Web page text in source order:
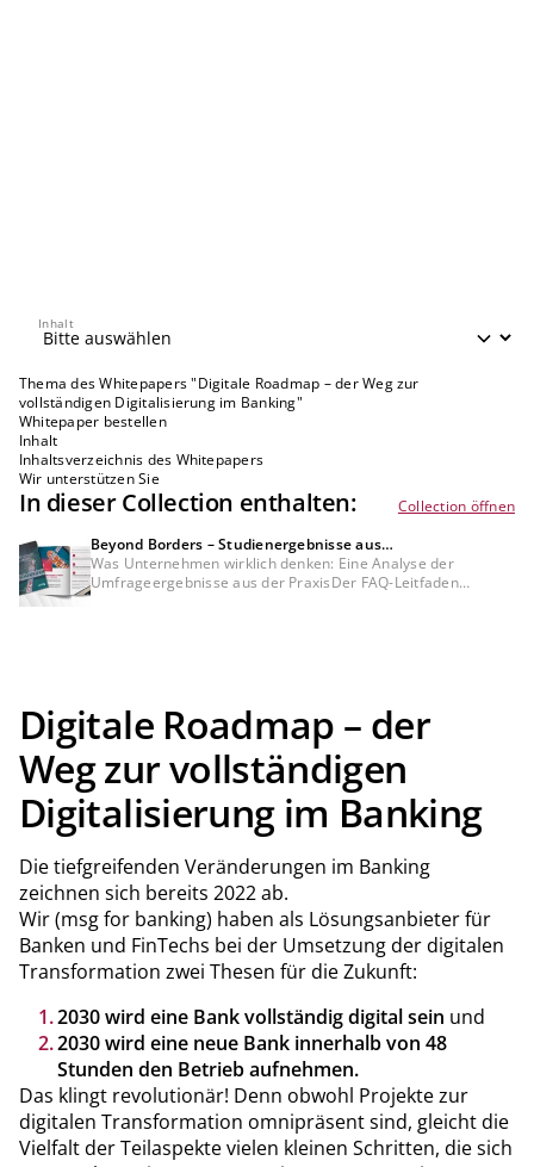
Inhalt
Inhalt
Thema des Whitepapers "Digitale Roadmap – der Weg zur
vollständigen Digitalisierung im Banking"
Whitepaper bestellen
Inhalt
Inhaltsverzeichnis des Whitepapers
Wir unterstützen Sie
In dieser Collection enthalten:
Collection öffnen
Beyond Borders – Studienergebnisse aus
Unternehmenssicht eingeordnet
Was Unternehmen wirklich denken: Eine Analyse der
Umfrageergebnisse aus der PraxisDer FAQ-Leitfaden
adressieren sollten.
Digitale Roadmap – der
Weg zur vollständigen
Digitalisierung im Banking
Die tiefgreifenden Veränderungen im Banking
zeichnen sich bereits 2022 ab.
Wir (msg for banking) haben als Lösungsanbieter für
Banken und FinTechs bei der Umsetzung der digitalen
Transformation zwei Thesen für die Zukunft:
2030 wird eine Bank vollständig digital sein und
2030 wird eine neue Bank innerhalb von 48
Stunden den Betrieb aufnehmen.
Das klingt revolutionär! Denn obwohl Projekte zur
digitalen Transformation omnipräsent sind, gleicht die
Vielfalt der Teilaspekte vielen kleinen Schritten, die sich